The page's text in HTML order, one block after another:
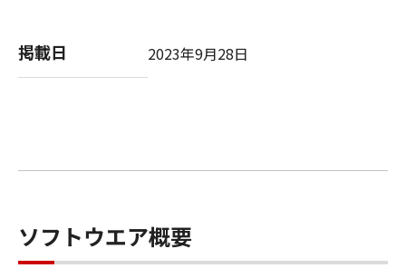
掲載日 2023年9月28日
ソフトウエア概要